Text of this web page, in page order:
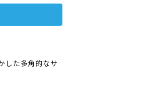
した多角的なサ